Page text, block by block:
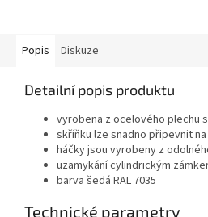
Popis Diskuze
Detailní popis produktu
vyrobena z ocelového plechu
skříňku lze snadno připevnit
háčky jsou vyrobeny z
uzamykání cylindrickým
barva šedá RAL 7035
Technické parametry